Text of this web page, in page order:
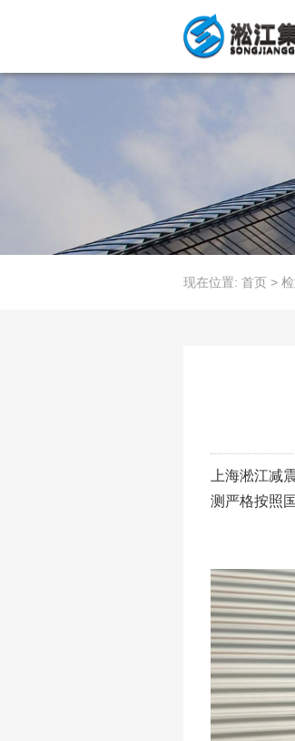
现在位置: 首页 >
上海淞江减
测严格按照